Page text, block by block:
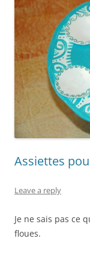
Assiettes
Leave a reply
Je ne sais pas ce
floues.